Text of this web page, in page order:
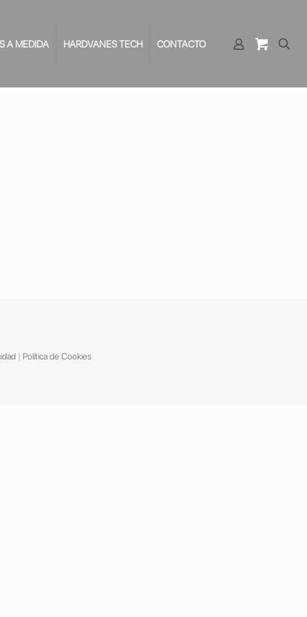
A MEDIDA HARDVANES TECH CONTACTO
| Política de Cookies